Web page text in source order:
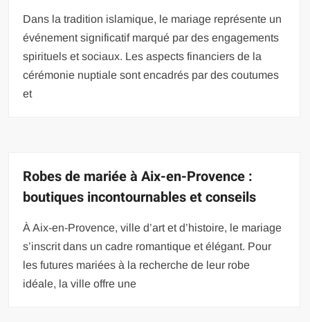
Dans la tradition islamique, le mariage représente un
événement significatif marqué par des engagements
spirituels et sociaux. Les aspects financiers de la
cérémonie nuptiale sont encadrés par des coutumes
et
Robes de mariée à Aix-en-Provence :
boutiques incontournables et conseils
À Aix-en-Provence, ville d’art et d’histoire, le mariage
s’inscrit dans un cadre romantique et élégant. Pour
les futures mariées à la recherche de leur robe
idéale, la ville offre une